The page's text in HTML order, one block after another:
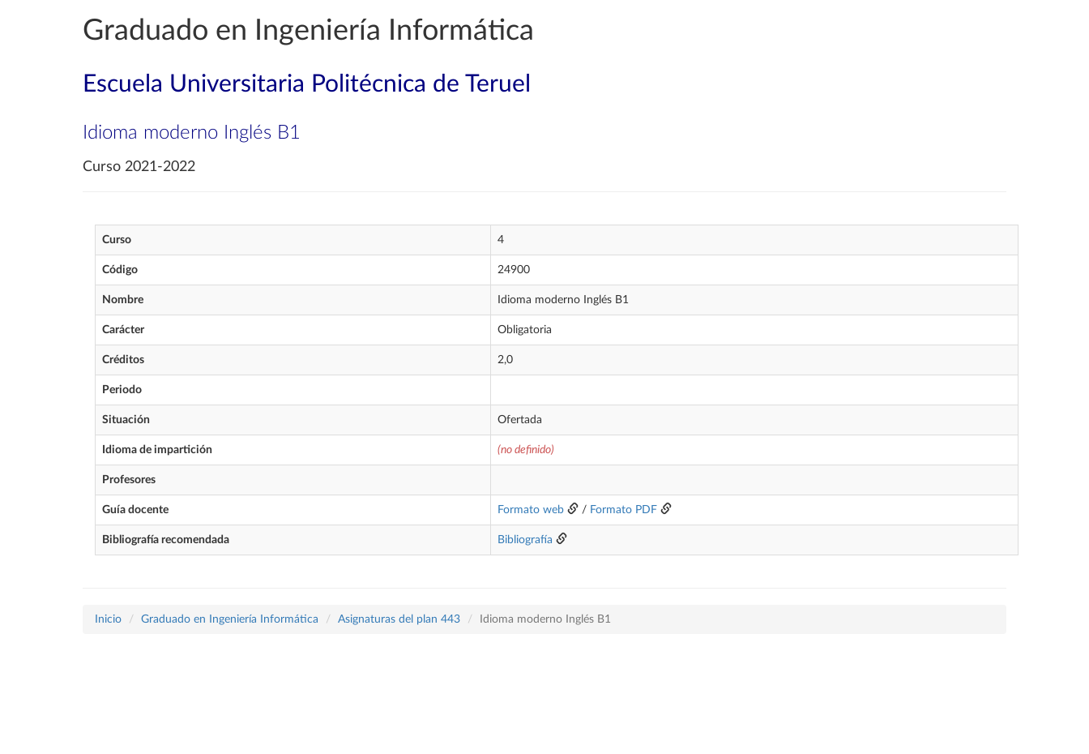
Graduado en Ingeniería Informática
Escuela Universitaria Politécnica de Teruel
Idioma moderno Inglés B1
Curso 2021-2022
Curso 4
Código 24900
Nombre Idioma moderno Inglés B1
Carácter Obligatoria
Créditos 2,0
Periodo
Situación Ofertada
Idioma de impartición (no definido)
Profesores
Guía docente Formato web / Formato PDF
Bibliografía recomendada Bibliografía
Inicio Graduado en Ingeniería Informática Asignaturas del plan 443 Idioma moderno Inglés B1